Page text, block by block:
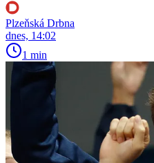
Plzeňská Drbna
dnes, 14:02
1 min